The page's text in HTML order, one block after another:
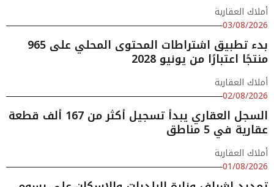
أملاك العقارية
03/08/2026
بدء تطبيق اشتراطات المحتوى المحلي على 965
منتجًا اعتبارًا من يونيو 2028
أملاك العقارية
02/08/2026
السجل العقاري يبدأ تسجيل أكثر من 167 ألف قطعة
عقارية في 5 مناطق
أملاك العقارية
01/08/2026